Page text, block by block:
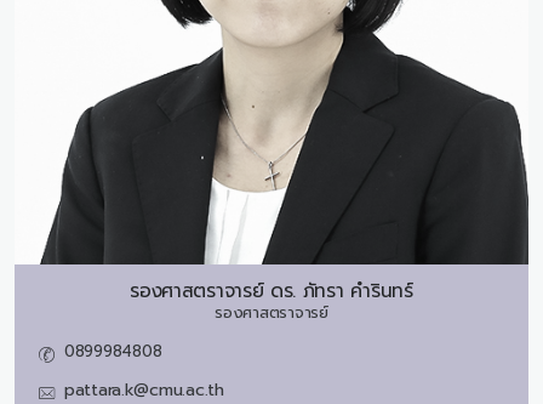
รองศาสตราจารย์ ดร. ภัทรา คำรินทร์
รองศาสตราจารย์
0899984808
pattara.k@cmu.ac.th